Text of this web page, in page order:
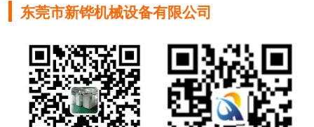
东莞市新铧机械设备有限公司